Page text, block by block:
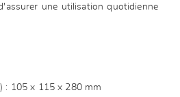
une utilisation quotidienne
: 105 x 115 x 280 mm